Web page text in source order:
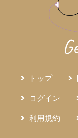
トップ
ログイン
利用規約